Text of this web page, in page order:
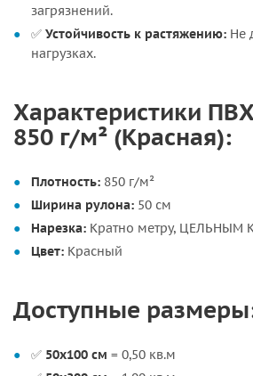
загрязнений.
✅ Устойчивость к растяжению: Не
нагрузках.
Характеристики
850 г/м² (Красная):
Плотность: 850 г/м²
Ширина рулона: 50 см
Нарезка: Кратно метру, ЦЕЛЬНЫМ
Цвет: Красный
Доступные
✅ 50х100 см = 0,50 кв.м